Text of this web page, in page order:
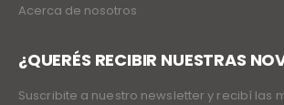
Acerca de nosotros
¿QUERÉS RECIBIR NUESTRAS
Suscribite a nuestro newsletter y recibí las